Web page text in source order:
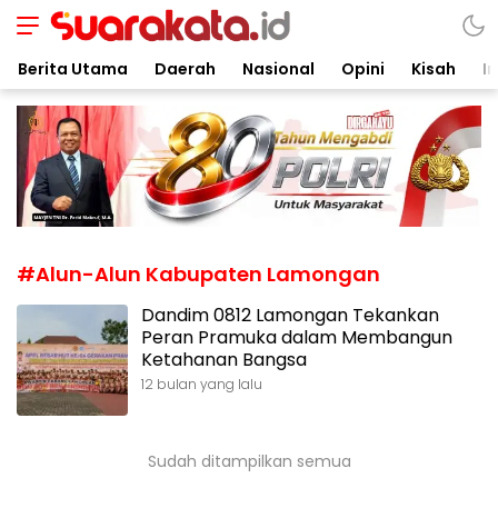
Suarakata.id
Kata Bicara Suara Bergerak
Berita Utama Daerah Nasional Opini Kisah
#Alun-Alun Kabupaten Lamongan
Dandim 0812 Lamongan Tekankan
Peran Pramuka dalam Membangun
Ketahanan Bangsa
12 bulan yang lalu
Sudah ditampilkan semua